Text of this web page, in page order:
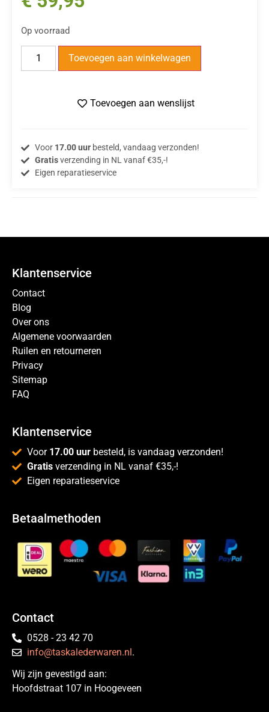
Op voorraad
Toevoegen aan winkelwagen
Toevoegen aan wenslijst
Voor 17.00 uurbesteld, vandaag verzonden!
Gratisverzending in NL vanaf €35,-!
Eigen reparatieservice
Klantenservice
Contact
Blog
Over ons
Algemene voorwaarden
Ruilen en retourneren
Privacy
Sitemap
FAQ
Klantenservice
Voor 17.00 uur besteld, is vandaag verzonden!
Gratis verzending in NL vanaf €35,-!
Eigen reparatieservice
Betaalmethoden
Contact
0528 - 23 42 70
info@taskalederwaren.nl .
Wij zijn gevestigd aan:
Hoofdstraat 107 in Hoogeveen